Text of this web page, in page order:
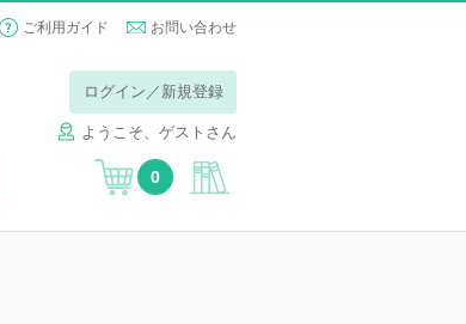
ご利用ガイド お問い合わせ
ログイン／新規登録
ようこそ、ゲストさん
0